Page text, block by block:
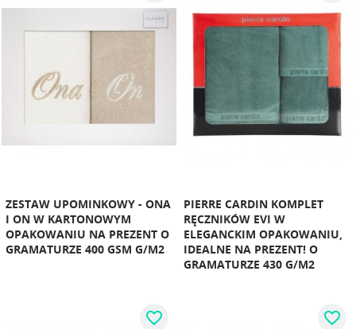
ZESTAW UPOMINKOWY - ONA
I ON W KARTONOWYM
OPAKOWANIU NA PREZENT O
GRAMATURZE 400 GSM G/M2
PIERRE CARDIN KOMPLET
RĘCZNIKÓW EVI W
ELEGANCKIM OPAKOWANIU,
IDEALNE NA PREZENT! O
GRAMATURZE 430 G/M2
favorite_border favorite_border